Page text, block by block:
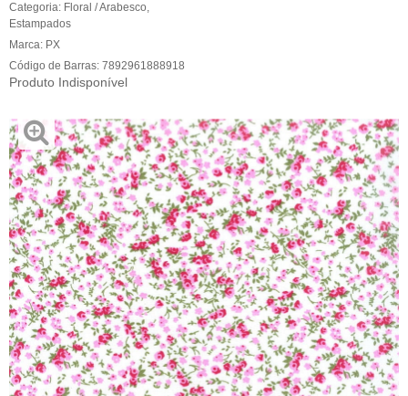
Categoria: Floral / Arabesco,
Estampados
Marca: PX
Código de Barras: 7892961888918
Produto Indisponível